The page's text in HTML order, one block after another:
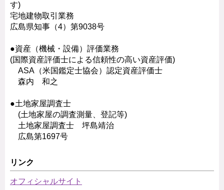
す)
宅地建物取引業務
広島県知事（4）第9038号
●資産（機械・設備）評価業務
(国際資産評価士による信頼性の高い資産評価)
ASA（米国鑑定士協会）認定資産評価士
森内 和之
●土地家屋調査士
(土地家屋の調査測量、登記等)
土地家屋調査士 坪島靖治
広島第1697号
リンク
オフィシャルサイト